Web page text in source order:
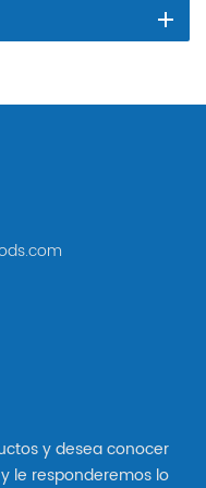
y desea conocer
le responderemos lo